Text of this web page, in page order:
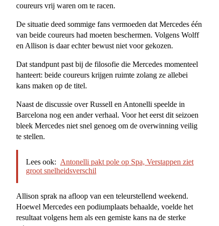
coureurs vrij waren om te racen.
De situatie deed sommige fans vermoeden dat Mercedes één
van beide coureurs had moeten beschermen. Volgens Wolff
en Allison is daar echter bewust niet voor gekozen.
Dat standpunt past bij de filosofie die Mercedes momenteel
hanteert: beide coureurs krijgen ruimte zolang ze allebei
kans maken op de titel.
Naast de discussie over Russell en Antonelli speelde in
Barcelona nog een ander verhaal. Voor het eerst dit seizoen
bleek Mercedes niet snel genoeg om de overwinning veilig
te stellen.
Lees ook: Antonelli pakt pole op Spa, Verstappen ziet
groot snelheidsverschil
Allison sprak na afloop van een teleurstellend weekend.
Hoewel Mercedes een podiumplaats behaalde, voelde het
resultaat volgens hem als een gemiste kans na de sterke